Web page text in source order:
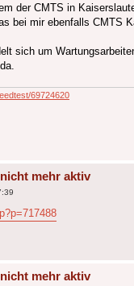
der CMTS in
bei mir ebenfalls CMTS
sich um
69724620
mehr aktiv
mehr aktiv